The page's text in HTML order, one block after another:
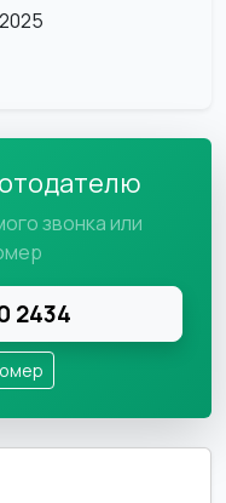
звонка или
2434